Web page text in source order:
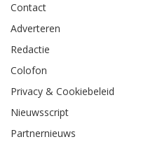
Contact
Adverteren
Redactie
Colofon
Privacy & Cookiebeleid
Nieuwsscript
Partnernieuws